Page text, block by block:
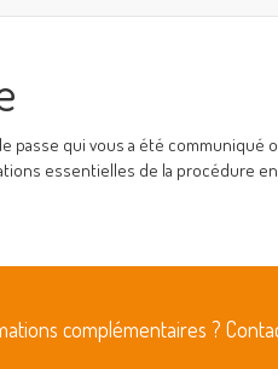
passe qui vous a été
essentielles de la procédure
complémentaires ?